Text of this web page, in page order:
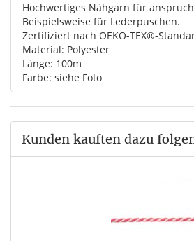
Hochwertiges Nähgarn für
Beispielsweise für Lederpuschen.
Zertifiziert nach OEKO-TEX®-
Material: Polyester
Länge: 100m
Farbe: siehe Foto
Kunden kauften dazu